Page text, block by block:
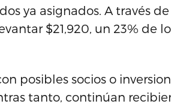
ya asignados. A través
$21,920, un 23% de
posibles socios o
tanto, continúan